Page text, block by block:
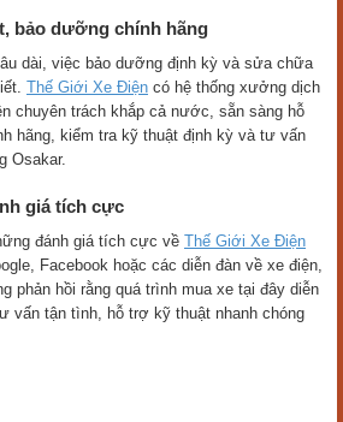
bảo dưỡng chính hãng
dài, việc bảo dưỡng định kỳ và sửa chữa
Thế Giới Xe Điện có hệ thống xưởng dịch
chuyên trách khắp cả nước, sẵn sàng hỗ
hãng, kiểm tra kỹ thuật định kỳ và tư vấn
Osakar.
giá tích cực
đánh giá tích cực về Thế Giới Xe Điện
Facebook hoặc các diễn đàn về xe điện,
phản hồi rằng quá trình mua xe tại đây diễn
vấn tận tình, hỗ trợ kỹ thuật nhanh chóng